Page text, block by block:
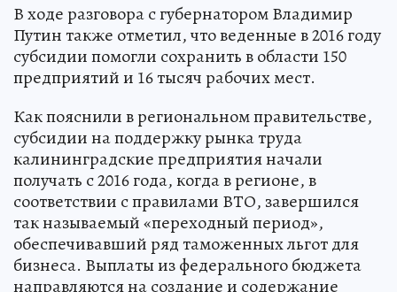
В ходе разговора с губернатором Владимир
Путин также отметил, что веденные в 2016 году
субсидии помогли сохранить в области 150
предприятий и 16 тысяч рабочих мест.
Как пояснили в региональном правительстве,
субсидии на поддержку рынка труда
калининградские предприятия начали
получать с 2016 года, когда в регионе, в
соответствии с правилами ВТО, завершился
так называемый «переходный период»,
обеспечивавший ряд таможенных льгот для
бизнеса. Выплаты из федерального бюджета
направляются на создание и содержание